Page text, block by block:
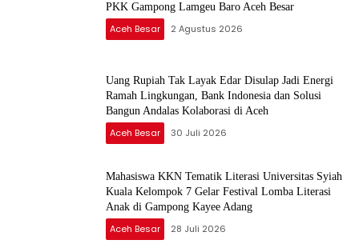
PKK Gampong Lamgeu Baro Aceh Besar
Aceh Besar 2 Agustus 2026
Uang Rupiah Tak Layak Edar Disulap Jadi Energi
Ramah Lingkungan, Bank Indonesia dan Solusi
Bangun Andalas Kolaborasi di Aceh
Aceh Besar 30 Juli 2026
Mahasiswa KKN Tematik Literasi Universitas Syiah
Kuala Kelompok 7 Gelar Festival Lomba Literasi
Anak di Gampong Kayee Adang
Aceh Besar 28 Juli 2026